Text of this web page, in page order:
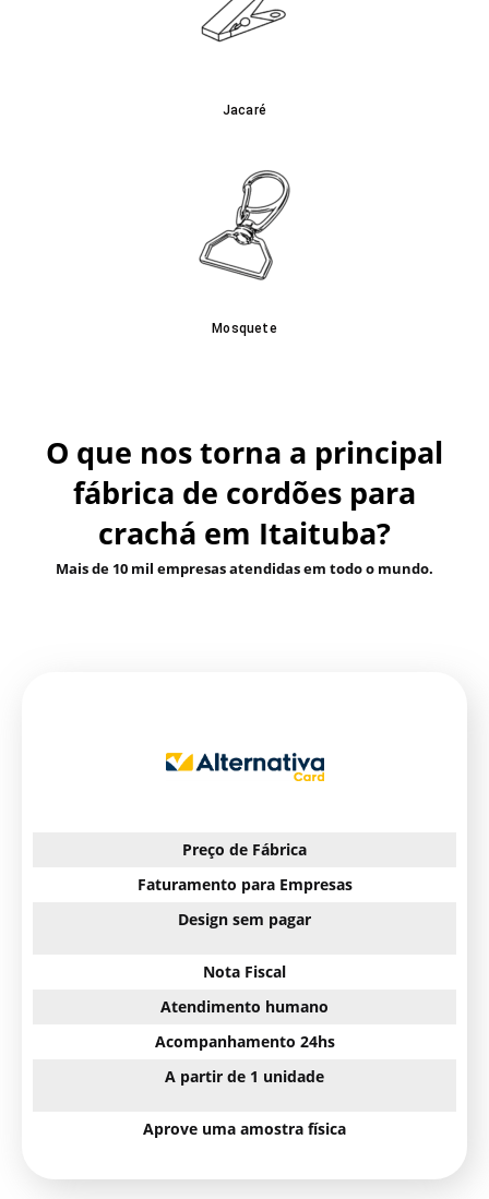
Jacaré
Mosquete
O que nos torna a principal
fábrica de cordões para
crachá em Itaituba?
Mais de 10 mil empresas atendidas em todo o mundo.
Preço de Fábrica
Faturamento para Empresas
Design sem pagar
Nota Fiscal
Atendimento humano
Acompanhamento 24hs
A partir de 1 unidade
Aprove uma amostra física